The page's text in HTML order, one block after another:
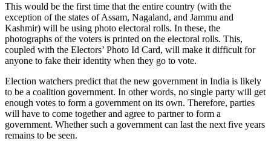
This would be the first time that the entire country (with the
exception of the states of Assam, Nagaland, and Jammu and
Kashmir) will be using photo electoral rolls. In these, the
photographs of the voters is printed on the electoral rolls. This,
coupled with the Electors’ Photo Id Card, will make it difficult for
anyone to fake their identity when they go to vote.
Election watchers predict that the new government in India is likely
to be a coalition government. In other words, no single party will get
enough votes to form a government on its own. Therefore, parties
will have to come together and agree to partner to form a
government. Whether such a government can last the next five years
remains to be seen.